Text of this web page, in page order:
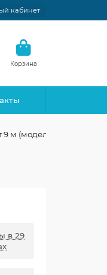
кабинет
Корзина
9 м (модель N)
в 29